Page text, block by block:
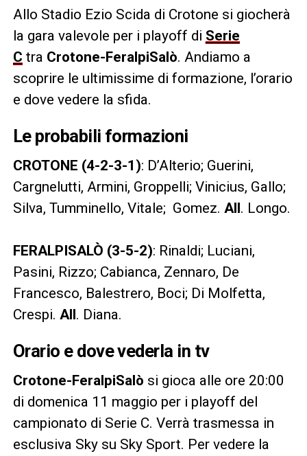
Allo Stadio Ezio Scida di Crotone si giocherà
la gara valevole per i playoff di Serie
C tra Crotone-FeralpiSalò. Andiamo a
scoprire le ultimissime di formazione, l’orario
e dove vedere la sfida.
Le probabili formazioni
CROTONE (4-2-3-1): D’Alterio; Guerini,
Cargnelutti, Armini, Groppelli; Vinicius, Gallo;
Silva, Tumminello, Vitale; Gomez. All. Longo.
FERALPISALÒ (3-5-2): Rinaldi; Luciani,
Pasini, Rizzo; Cabianca, Zennaro, De
Francesco, Balestrero, Boci; Di Molfetta,
Crespi. All. Diana.
Orario e dove vederla in tv
Crotone-FeralpiSalò si gioca alle ore 20:00
di domenica 11 maggio per i playoff del
campionato di Serie C. Verrà trasmessa in
esclusiva Sky su Sky Sport. Per vedere la